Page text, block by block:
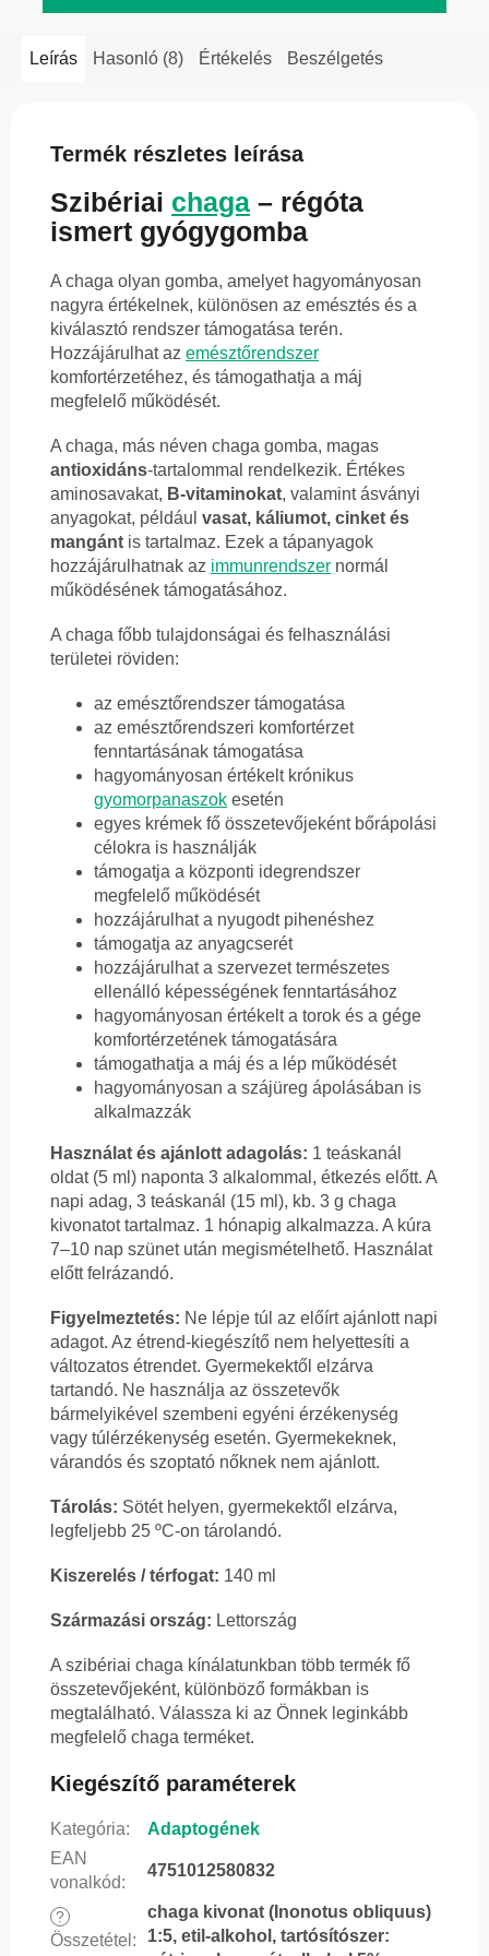
Leírás Hasonló (8) Értékelés Beszélgetés
Termék részletes leírása
Szibériai chaga – régóta
ismert gyógygomba
A chaga olyan gomba, amelyet hagyományosan
nagyra értékelnek, különösen az emésztés és a
kiválasztó rendszer támogatása terén.
Hozzájárulhat az emésztőrendszer
komfortérzetéhez, és támogathatja a máj
megfelelő működését.
A chaga, más néven chaga gomba, magas
antioxidáns-tartalommal rendelkezik. Értékes
aminosavakat, B-vitaminokat, valamint ásványi
anyagokat, például vasat, káliumot, cinket és
mangánt is tartalmaz. Ezek a tápanyagok
hozzájárulhatnak az immunrendszer normál
működésének támogatásához.
A chaga főbb tulajdonságai és felhasználási
területei röviden:
az emésztőrendszer támogatása
az emésztőrendszeri komfortérzet
fenntartásának támogatása
hagyományosan értékelt krónikus
gyomorpanaszok esetén
egyes krémek fő összetevőjeként bőrápolási
célokra is használják
támogatja a központi idegrendszer
megfelelő működését
hozzájárulhat a nyugodt pihenéshez
támogatja az anyagcserét
hozzájárulhat a szervezet természetes
ellenálló képességének fenntartásához
hagyományosan értékelt a torok és a gége
komfortérzetének támogatására
támogathatja a máj és a lép működését
hagyományosan a szájüreg ápolásában is
alkalmazzák
Használat és ajánlott adagolás: 1 teáskanál
oldat (5 ml) naponta 3 alkalommal, étkezés előtt. A
napi adag, 3 teáskanál (15 ml), kb. 3 g chaga
kivonatot tartalmaz. 1 hónapig alkalmazza. A kúra
7–10 nap szünet után megismételhető. Használat
előtt felrázandó.
Figyelmeztetés: Ne lépje túl az előírt ajánlott napi
adagot. Az étrend-kiegészítő nem helyettesíti a
változatos étrendet. Gyermekektől elzárva
tartandó. Ne használja az összetevők
bármelyikével szembeni egyéni érzékenység
vagy túlérzékenység esetén. Gyermekeknek,
várandós és szoptató nőknek nem ajánlott.
Tárolás: Sötét helyen, gyermekektől elzárva,
legfeljebb 25 ºC-on tárolandó.
Kiszerelés / térfogat: 140 ml
Származási ország: Lettország
A szibériai chaga kínálatunkban több termék fő
összetevőjeként, különböző formákban is
megtalálható. Válassza ki az Önnek leginkább
megfelelő chaga terméket.
Kiegészítő paraméterek
Kategória:
Adaptogének
EAN
vonalkód:
4751012580832
?
Összetétel :
chaga kivonat (Inonotus obliquus)
1:5, etil-alkohol, tartósítószer: